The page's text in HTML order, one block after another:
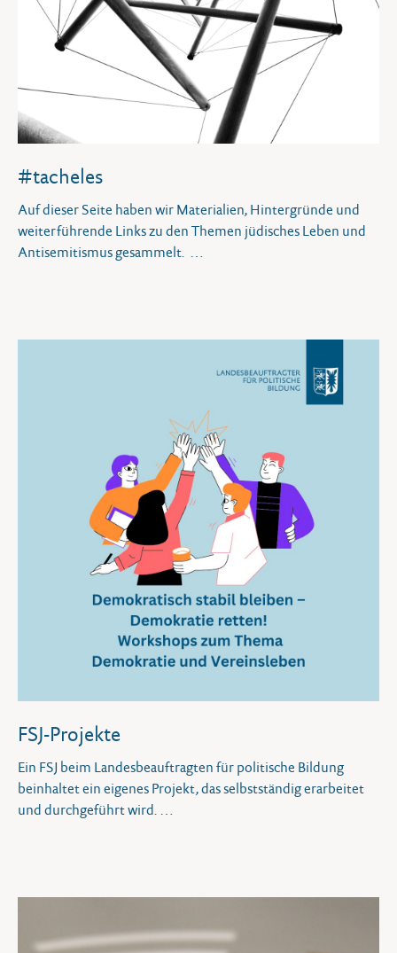
#tacheles
Auf dieser Seite haben wir Materialien, Hintergründe und
weiterführende Links zu den Themen jüdisches Leben und
Antisemitismus gesammelt.
FSJ-Projekte
Ein FSJ beim Landesbeauftragten für politische Bildung
beinhaltet ein eigenes Projekt, das selbstständig erarbeitet
und durchgeführt wird.